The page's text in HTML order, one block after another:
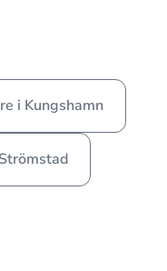
i Kungshamn